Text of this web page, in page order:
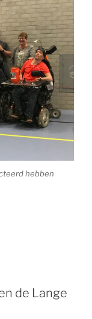
hebben
de Lange